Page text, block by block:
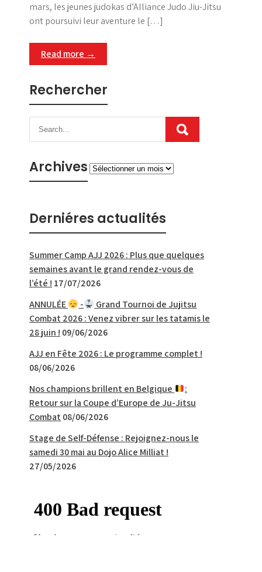
mars, les jeunes judokas d’Alliance Judo Jiu-Jitsu
ont poursuivi leur aventure le […]
Read more →
Rechercher
ArchivesArchives
Derniéres actualités
Summer Camp AJJ 2026 : Plus que quelques
semaines avant le grand rendez-vous de
l’été ! 17/07/2026
ANNULÉE
-
Grand Tournoi de Jujitsu
Combat 2026 : Venez vibrer sur les tatamis le
28 juin ! 09/06/2026
AJJ en Fête 2026 : Le programme complet !
08/06/2026
Nos champions brillent en Belgique
:
Retour sur la Coupe d’Europe de Ju-Jitsu
Combat 08/06/2026
Stage de Self-Défense : Rejoignez-nous le
samedi 30 mai au Dojo Alice Milliat !
27/05/2026